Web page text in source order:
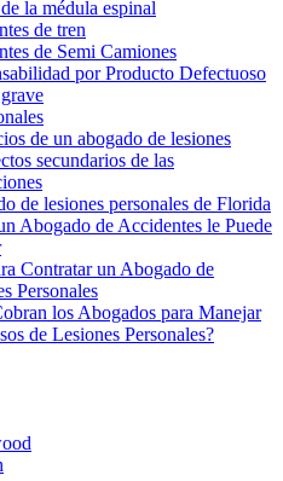
la médula espinal
de tren
de Semi Camiones
por Producto Defectuoso
de un abogado de lesiones
secundarios de las
de lesiones personales de Florida
Abogado de Accidentes le Puede
Contratar un Abogado de
Personales
los Abogados para Manejar
de Lesiones Personales?